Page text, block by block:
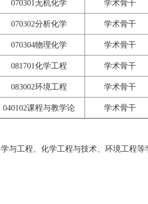
070301无机化学 学术骨干
070302分析化学 学术骨干
070304物理化学 学术骨干
081701化学工程 学术骨干
083002环境工程 学术骨干
040102课程与教学论 学术骨干
与工程、化学工程与技术、环境工程等